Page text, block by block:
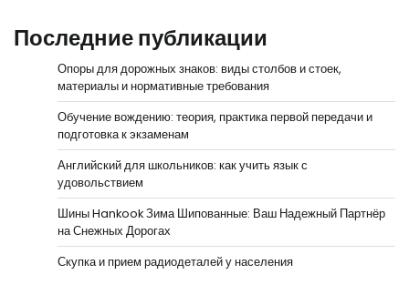
Последние публикации
Опоры для дорожных знаков: виды столбов и стоек,
материалы и нормативные требования
Обучение вождению: теория, практика первой передачи и
подготовка к экзаменам
Английский для школьников: как учить язык с
удовольствием
Шины Hankook Зима Шипованные: Ваш Надежный Партнёр
на Снежных Дорогах
Скупка и прием радиодеталей у населения